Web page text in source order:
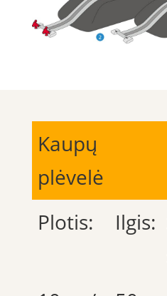
Kaupų
plėvelė
Plotis:
Ilgis: